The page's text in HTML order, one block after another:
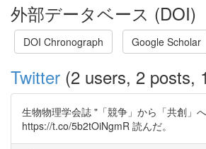
外部データベース (DOI)
DOI Chronograph Google Scholar
Twitter (2 users, 2 posts,
生物物理学会誌 "「競争」から「共創」
https://t.co/5b2tOiNgmR 読んだ。